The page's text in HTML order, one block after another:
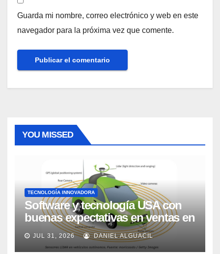
Guarda mi nombre, correo electrónico y web en este
navegador para la próxima vez que comente.
YOU MISSED
TECNOLOGÍA INNOVADORA
Software y tecnología USA con
buenas expectativas en ventas en
los próximos 2 años, según
Market Watch
JUL 31, 2026 DANIEL ALGUACIL